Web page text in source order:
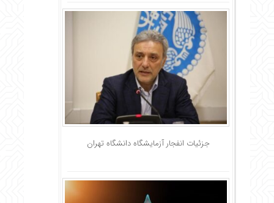
جزئیات انفجار آزمایشگاه دانشگاه تهران